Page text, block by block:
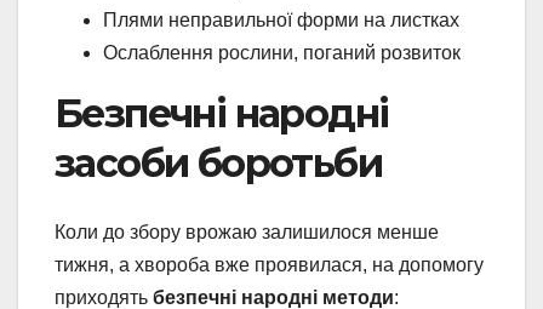
Плями неправильної форми на листках
Ослаблення рослини, поганий розвиток
Безпечні народні
засоби боротьби
Коли до збору врожаю залишилося менше
тижня, а хвороба вже проявилася, на допомогу
приходять безпечні народні методи: